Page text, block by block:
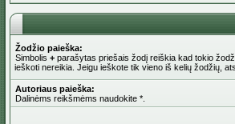
Žodžio paieška:
Simbolis + parašytas priešais žodį reiškia kad tokio
ieškoti nereikia. Jeigu ieškote tik vieno iš kelių žodžių,
Autoriaus paieška:
Dalinėms reikšmėms naudokite *.